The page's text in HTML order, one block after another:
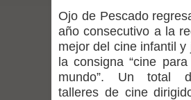
expertos reiteren
vacunarse
Mario Meza
Ojo de Pescado
año consecutivo a la
mejor del cine infantil y
la consigna “cine
mundo”. Un total
talleres de cine